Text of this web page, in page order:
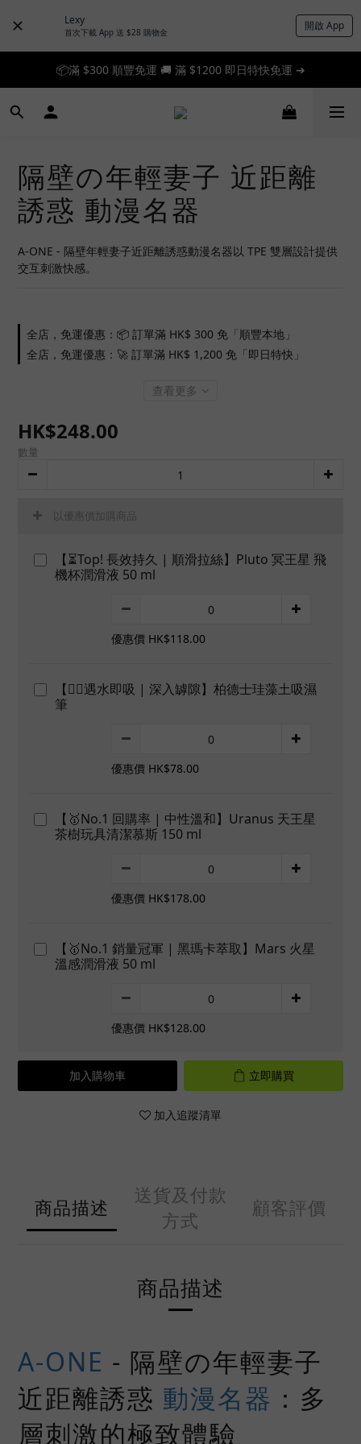
Lexy
首次下載 App 送 $28 購物金 開啟 App
📦滿 $300 順豐免運 🚚 滿 $1200 即日特快免運 ➔
📦滿 $300 順豐免運 🚚 滿 $1200 即日特快免運 ➔
🎉 新人首單享 88 折，快來領券加入！➔
隔壁の年輕妻子 近距離
誘惑 動漫名器
A-ONE - 隔壁年輕妻子近距離誘惑動漫名器以 TPE 雙層設計提供
交互刺激快感。
全店，免運優惠：📦 訂單滿 HK$ 300 免「順豐本地」
全店，免運優惠：🚀 訂單滿 HK$ 1,200 免「即日特快」
查看更多
HK$248.00
數量
以優惠價加購商品
【⏳Top! 長效持久 | 順滑拉絲】Pluto 冥王星 飛
機杯潤滑液 50 ml
優惠價 HK$118.00
【👍🏻遇水即吸 | 深入罅隙】柏德士珪藻土吸濕
筆
優惠價 HK$78.00
【🥇No.1 回購率 | 中性溫和】Uranus 天王星
茶樹玩具清潔慕斯 150 ml
優惠價 HK$178.00
【🥇No.1 銷量冠軍 | 黑瑪卡萃取】Mars 火星
溫感潤滑液 50 ml
優惠價 HK$128.00
加入購物車 立即購買
加入追蹤清單
商品描述
送貨及付款
方式
顧客評價
商品描述
A-ONE - 隔壁の年輕妻子
近距離誘惑 動漫名器 ：多
層刺激的極致體驗